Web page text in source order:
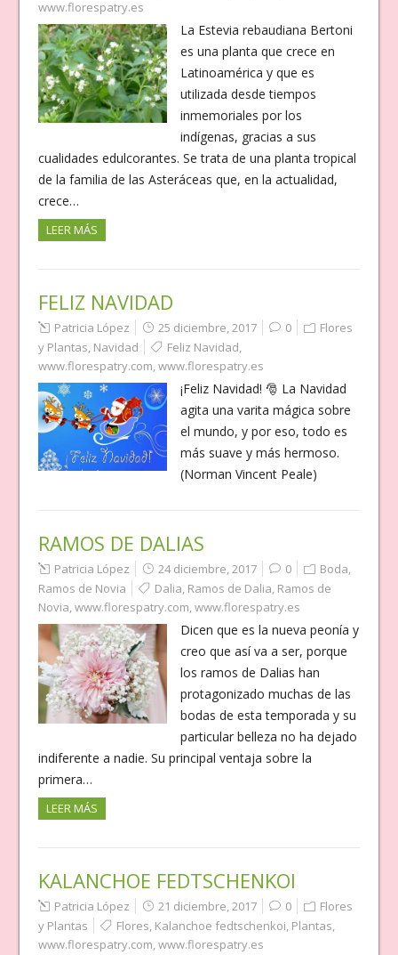
www.florespatry.es
La Estevia rebaudiana Bertoni
es una planta que crece en
Latinoamérica y que es
utilizada desde tiempos
inmemoriales por los
indígenas, gracias a sus
cualidades edulcorantes. Se trata de una planta tropical
de la familia de las Asteráceas que, en la actualidad,
crece…
LEER MÁS
FELIZ NAVIDAD
Patricia López 25 diciembre, 2017 0
Flores
y Plantas, Navidad Feliz Navidad,
www.florespatry.com,www.florespatry.es
¡Feliz Navidad! 🎅 La Navidad
agita una varita mágica sobre
el mundo, y por eso, todo es
más suave y más hermoso.
(Norman Vincent Peale)
RAMOS DE DALIAS
Patricia López 24 diciembre, 2017 0 Boda,
Ramos de Novia
Dalia, Ramos de Dalia, Ramos de
Novia,www.florespatry.com,www.florespatry.es
Dicen que es la nueva peonía y
creo que así va a ser, porque
los ramos de Dalias han
protagonizado muchas de las
bodas de esta temporada y su
particular belleza no ha dejado
indiferente a nadie. Su principal ventaja sobre la
primera…
LEER MÁS
KALANCHOE FEDTSCHENKOI
Patricia López 21 diciembre, 2017 0
Flores
y Plantas
Flores, Kalanchoe fedtschenkoi, Plantas,
www.florespatry.com,www.florespatry.es